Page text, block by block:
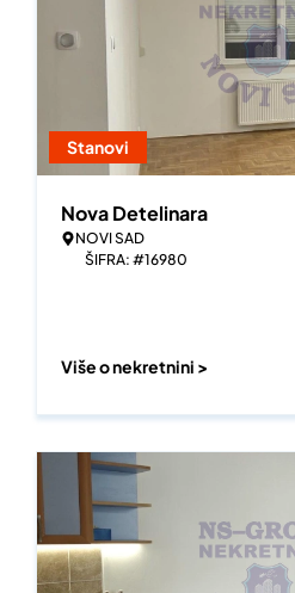
Stanovi
Nova Detelinara
NOVI SAD
ŠIFRA: #16980
Više o nekretnini >